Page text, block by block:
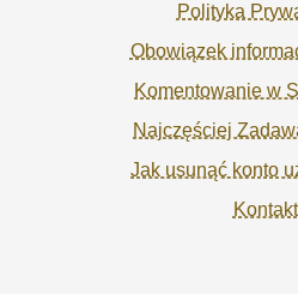
Polityka
Obowiązek
Komentowanie w
Najczęściej
Jak usunąć konto
Kontakt